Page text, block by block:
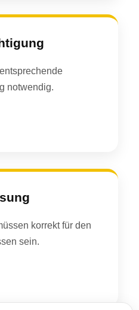
notwendig.
korrekt für den
sein.